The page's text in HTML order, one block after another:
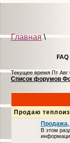
Главная\
FAQ
Текущее время Пт Авг
Список форумов
Продаю
В этом